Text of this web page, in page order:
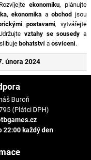
ekonomiku, plánujte
,ekonomika aobchod jsou
postavami, vytvářejte
vztahy se sousedy a
bohatstvía osvícení.
února 2024
Buroň
(Plátci DPH)
22:00 každý den